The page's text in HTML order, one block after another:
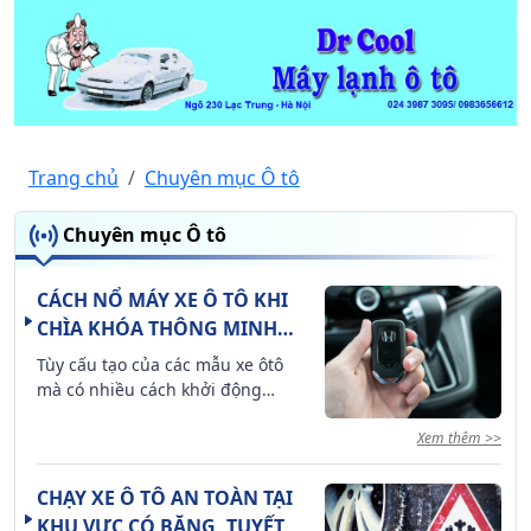
Trang chủ Chuyên mục Ô tô
Chuyên mục Ô tô
CÁCH NỔ MÁY XE Ô TÔ KHI
CHÌA KHÓA THÔNG MINH
HẾT PIN
Tùy cấu tạo của các mẫu xe ôtô
mà có nhiều cách khởi động
thủ theo 1 quy trình nhất định.
Xem thêm >>
CHẠY XE Ô TÔ AN TOÀN TẠI